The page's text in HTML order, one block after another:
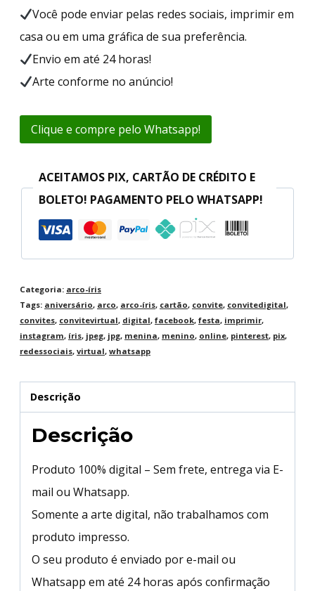
Você pode enviar pelas redes sociais, imprimir em
casa ou em uma gráfica de sua preferência.
Envio em até 24 horas!
Arte conforme no anúncio!
Clique e compre pelo Whatsapp!
ACEITAMOS PIX, CARTÃO DE CRÉDITO E
BOLETO! PAGAMENTO PELO WHATSAPP!
Categoria: arco-íris
Tags: aniversário, arco, arco-íris, cartão, convite, convitedigital,
convites, convitevirtual, digital, facebook, festa, imprimir,
instagram, íris, jpeg, jpg, menina, menino, online, pinterest, pix,
redessociais, virtual, whatsapp
Descrição
Descrição
Produto 100% digital – Sem frete, entrega via E-
mail ou Whatsapp.
Somente a arte digital, não trabalhamos com
produto impresso.
O seu produto é enviado por e-mail ou
Whatsapp em até 24 horas após confirmação